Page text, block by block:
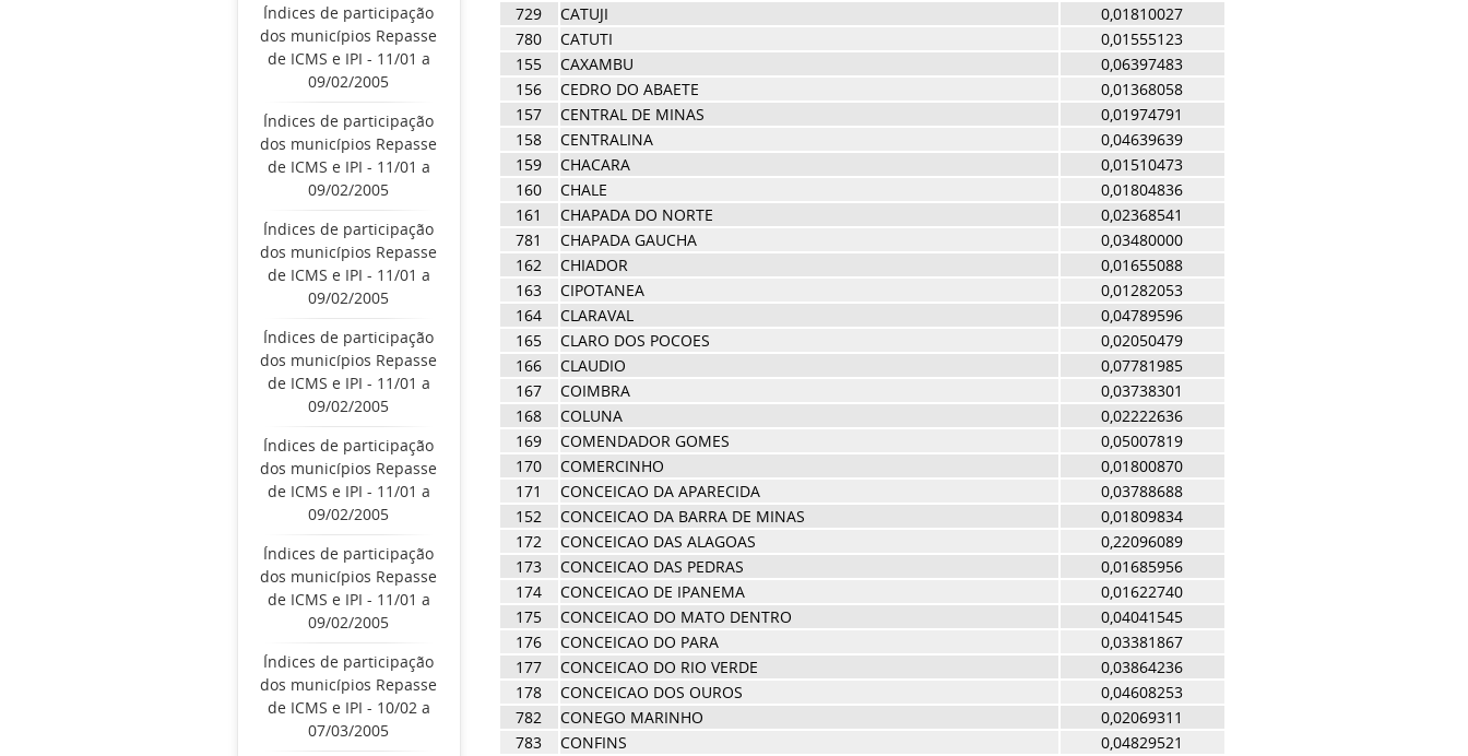
Índices de participação
dos municípios Repasse
de ICMS e IPI - 11/01 a
09/02/2005
Índices de participação
dos municípios Repasse
de ICMS e IPI - 11/01 a
09/02/2005
Índices de participação
dos municípios Repasse
de ICMS e IPI - 11/01 a
09/02/2005
Índices de participação
dos municípios Repasse
de ICMS e IPI - 11/01 a
09/02/2005
Índices de participação
dos municípios Repasse
de ICMS e IPI - 11/01 a
09/02/2005
Índices de participação
dos municípios Repasse
de ICMS e IPI - 11/01 a
09/02/2005
Índices de participação
dos municípios Repasse
de ICMS e IPI - 10/02 a
07/03/2005
729
CATUJI
0,01810027
780
CATUTI
0,01555123
155
CAXAMBU
0,06397483
156
CEDRO DO ABAETE
0,01368058
157
CENTRAL DE MINAS
0,01974791
158
CENTRALINA
0,04639639
159
CHACARA
0,01510473
160
CHALE
0,01804836
161
CHAPADA DO NORTE
0,02368541
781
CHAPADA GAUCHA
0,03480000
162
CHIADOR
0,01655088
163
CIPOTANEA
0,01282053
164
CLARAVAL
0,04789596
165
CLARO DOS POCOES
0,02050479
166
CLAUDIO
0,07781985
167
COIMBRA
0,03738301
168
COLUNA
0,02222636
169
COMENDADOR GOMES
0,05007819
170
COMERCINHO
0,01800870
171
CONCEICAO DA APARECIDA
0,03788688
152
CONCEICAO DA BARRA DE MINAS
0,01809834
172
CONCEICAO DAS ALAGOAS
0,22096089
173
CONCEICAO DAS PEDRAS
0,01685956
174
CONCEICAO DE IPANEMA
0,01622740
175
CONCEICAO DO MATO DENTRO
0,04041545
176
CONCEICAO DO PARA
0,03381867
177
CONCEICAO DO RIO VERDE
0,03864236
178
CONCEICAO DOS OUROS
0,04608253
782
CONEGO MARINHO
0,02069311
783
CONFINS
0,04829521